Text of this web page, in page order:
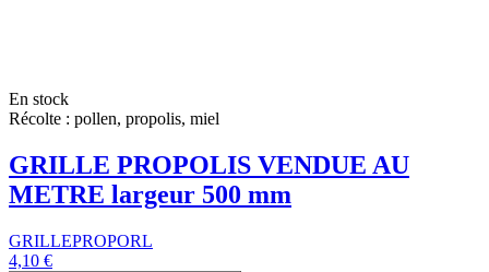
En stock
Récolte : pollen, propolis, miel
GRILLE PROPOLIS VENDUE AU
METRE largeur 500 mm
GRILLEPROPORL
4,10 €